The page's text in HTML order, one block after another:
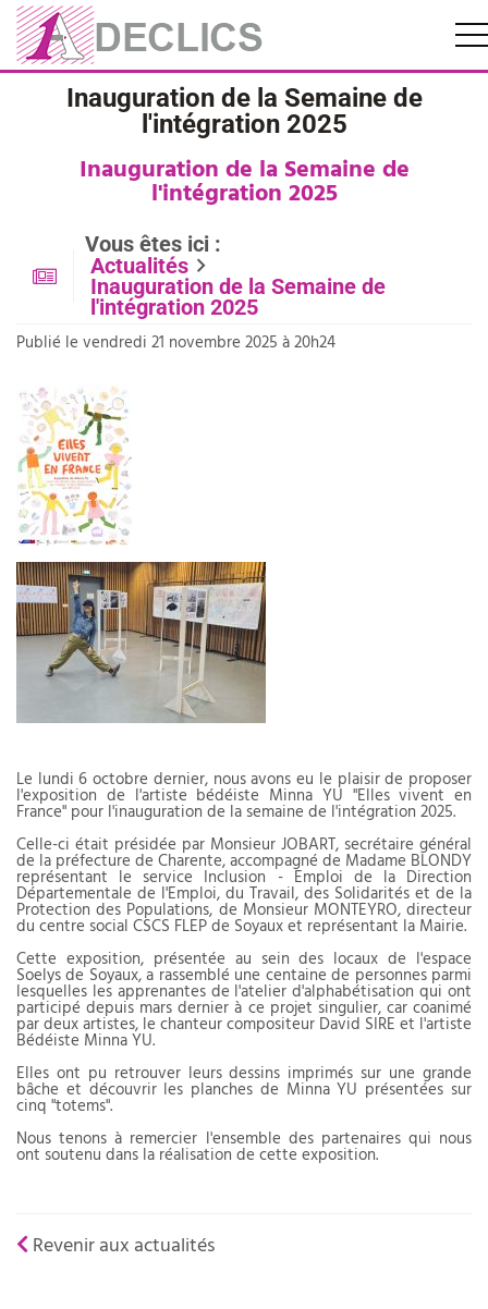
Inauguration de la Semaine de
l'intégration 2025
Inauguration de la Semaine de
l'intégration 2025
Vous êtes ici :
Actualités
Inauguration de la Semaine de
l'intégration 2025
Publié le vendredi 21 novembre 2025 à 20h24
Le lundi 6 octobre dernier, nous avons eu le plaisir de proposer
l'exposition de l'artiste bédéiste Minna YU "Elles vivent en
France" pour l'inauguration de la semaine de l'intégration 2025.
Celle-ci était présidée par Monsieur JOBART, secrétaire général
de la préfecture de Charente, accompagné de Madame BLONDY
représentant le service Inclusion - Emploi de la Direction
Départementale de l'Emploi, du Travail, des Solidarités et de la
Protection des Populations, de Monsieur MONTEYRO, directeur
du centre social CSCS FLEP de Soyaux et représentant la Mairie.
Cette exposition, présentée au sein des locaux de l'espace
Soelys de Soyaux, a rassemblé une centaine de personnes parmi
lesquelles les apprenantes de l'atelier d'alphabétisation qui ont
participé depuis mars dernier à ce projet singulier, car coanimé
par deux artistes, le chanteur compositeur David SIRE et l'artiste
Bédéiste Minna YU.
Elles ont pu retrouver leurs dessins imprimés sur une grande
bâche et découvrir les planches de Minna YU présentées sur
cinq "totems".
Nous tenons à remercier l'ensemble des partenaires qui nous
ont soutenu dans la réalisation de cette exposition.
Revenir aux actualités